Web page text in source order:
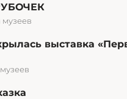
музеев
выставка